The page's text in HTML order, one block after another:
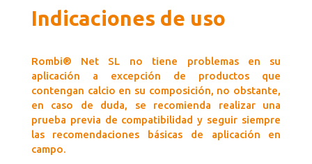
Indicaciones de uso
Rombi® Net SL no tiene problemas en su
aplicación a excepción de productos que
contengan calcio en su composición, no obstante,
en caso de duda, se recomienda realizar una
prueba previa de compatibilidad y seguir siempre
las recomendaciones básicas de aplicación en
campo.